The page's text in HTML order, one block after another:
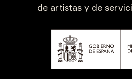
de artistas y de